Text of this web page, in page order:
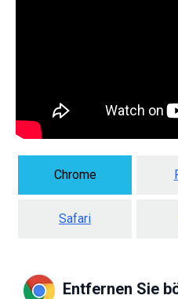
Chrome
Safari
Entfernen Sie